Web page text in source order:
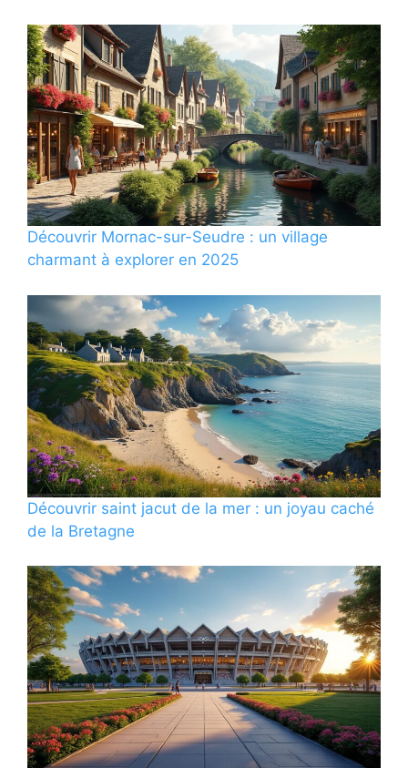
Découvrir Mornac-sur-Seudre : un village
charmant à explorer en 2025
Découvrir saint jacut de la mer : un joyau caché
de la Bretagne